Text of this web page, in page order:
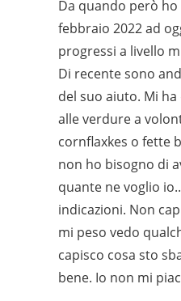
Da quando però
febbraio 2022 ad
progressi a livello
Di recente sono
del suo aiuto. Mi
alle verdure a
cornflaxkes o fette
non ho bisogno di
quante ne voglio
indicazioni. Non
mi peso vedo
capisco cosa sto
bene. Io non mi